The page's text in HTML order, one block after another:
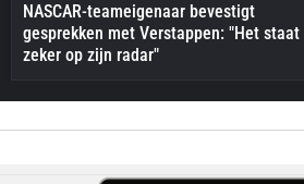
NASCAR-teameigenaar bevestigt
gesprekken met Verstappen: "Het staat
zeker op zijn radar"